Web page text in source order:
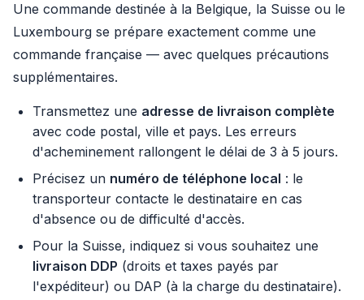
Une commande destinée à la Belgique, la Suisse ou le
Luxembourg se prépare exactement comme une
commande française — avec quelques précautions
supplémentaires.
Transmettez une adresse de livraison complète
avec code postal, ville et pays. Les erreurs
d'acheminement rallongent le délai de 3 à 5 jours.
Précisez un numéro de téléphone local : le
transporteur contacte le destinataire en cas
d'absence ou de difficulté d'accès.
Pour la Suisse, indiquez si vous souhaitez une
livraison DDP (droits et taxes payés par
l'expéditeur) ou DAP (à la charge du destinataire).